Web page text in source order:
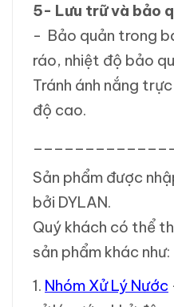
5- Lưu trữ và bảo
- Bảo quản trong
ráo, nhiệt độ bảo
Tránh ánh nắng
độ cao.
Sản phẩm được
bởi DYLAN.
Quý khách có thể
sản phẩm khác như:
1. Nhóm Xử Lý Nước